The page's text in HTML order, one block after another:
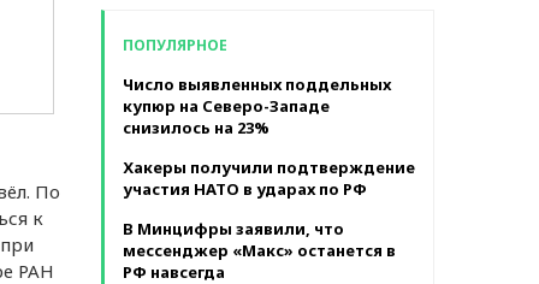
По
к
РАН
ПОПУЛЯРНОЕ
Число выявленных поддельных
купюр на Северо-Западе
снизилось на 23%
Хакеры получили подтверждение
участия НАТО в ударах по РФ
В Минцифры заявили, что
мессенджер «Макс» останется в
РФ навсегда